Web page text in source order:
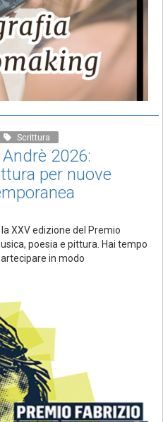
Scrittura
2026:
per nuove
XXV edizione del Premio
poesia e pittura. Hai tempo
in modo